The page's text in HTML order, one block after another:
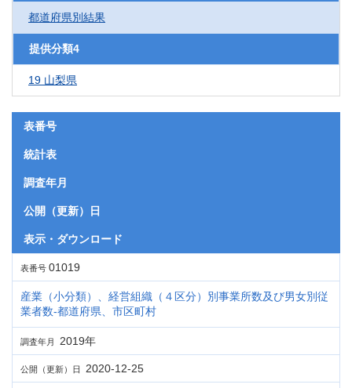
都道府県別結果
提供分類4
19 山梨県
表番号
統計表
調査年月
公開（更新）日
表示・ダウンロード
表番号 01019
産業（小分類）、経営組織（４区分）別事業所数及び男女別従
業者数‐都道府県、市区町村
調査年月 2019年
公開（更新）日 2020-12-25